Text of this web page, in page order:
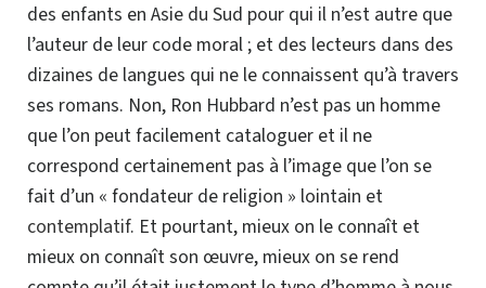
des enfants en Asie du Sud pour qui il n’est autre que
l’auteur de leur code moral ; et des lecteurs dans des
dizaines de langues qui ne le connaissent qu’à travers
ses romans. Non, Ron Hubbard n’est pas un homme
que l’on peut facilement cataloguer et il ne
correspond certainement pas à l’image que l’on se
fait d’un « fondateur de religion » lointain et
contemplatif. Et pourtant, mieux on le connaît et
mieux on connaît son œuvre, mieux on se rend